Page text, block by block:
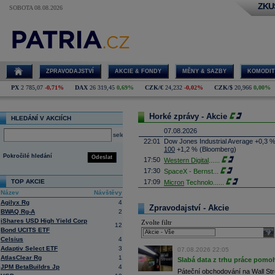
SOBOTA 08.08.2026
ZPRAVODAJSTVÍ AKCIE & FONDY MĚNY & SAZBY
PX 2 785,07 -0,71% DAX 26 319,45 0,69% CZK/€ 24,232 -0,02% CZK/$ 20,966 0,00%
HLEDÁNÍ V AKCIÍCH
select
Odeslat
Pokročilé hledání
TOP AKCIE
Název
Návštěvy
Agilyx Rg
4
BWAQ Rg-A
2
iShares USD High Yield Corp
Bond UCITS ETF
12
Celsius
4
Adaptiv Select ETF
3
AtlasClear Rg
1
JPM BetaBuildrs Jp
4
Horké zprávy - Akcie
07.08.2026
22:01
Dow Jones Industrial Average +0,3
100 +1,2 % (Bloomberg)
17:50 Western Digital
17:30 SpaceX - Bernst
17:09 Micron Technolo
16:26
Objem obchodů s akciemi na
obchodů za poslední rok je 0,665
16:23 Zvýšení výroby balistických střel
nějakou dobu potrvá. Agentuře
Armin Papperger. Společná výroba
doplnit arzenál Spojeným státům,
(ČTK)
16:07 Conocophillips
Zpravodajství - Akcie
Zvolte filtr
07.08.2026 22:05
Slabá data z trhu práce
Páteční obchodování na Wall